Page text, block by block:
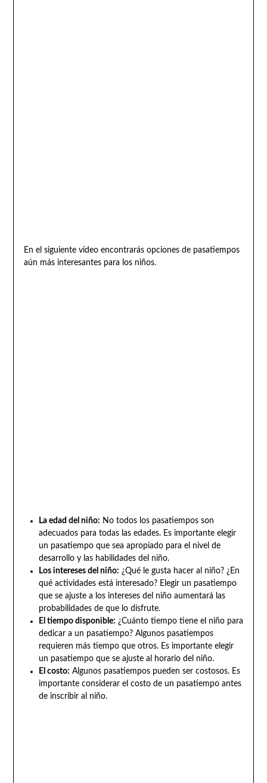
En el siguiente vídeo encontrarás opciones de pasatiempos
aún más interesantes para los niños.
La edad del niño: No todos los pasatiempos son
adecuados para todas las edades. Es importante elegir
un pasatiempo que sea apropiado para el nivel de
desarrollo y las habilidades del niño.
Los intereses del niño: ¿Qué le gusta hacer al niño? ¿En
qué actividades está interesado? Elegir un pasatiempo
que se ajuste a los intereses del niño aumentará las
probabilidades de que lo disfrute.
El tiempo disponible: ¿Cuánto tiempo tiene el niño para
dedicar a un pasatiempo? Algunos pasatiempos
requieren más tiempo que otros. Es importante elegir
un pasatiempo que se ajuste al horario del niño.
El costo: Algunos pasatiempos pueden ser costosos. Es
importante considerar el costo de un pasatiempo antes
de inscribir al niño.